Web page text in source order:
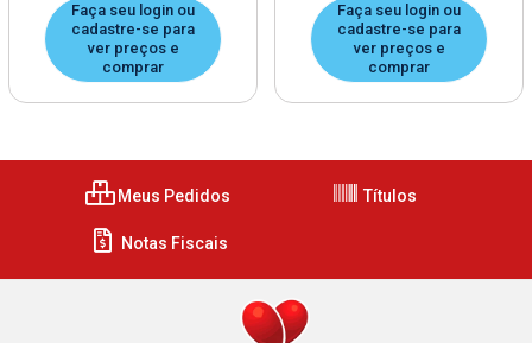
Faça seu login ou
cadastre-se para
ver preços e
comprar
Faça seu login ou
cadastre-se para
ver preços e
comprar
Meus Pedidos Títulos
Notas Fiscais